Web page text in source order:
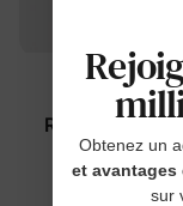
Occasion
Robe pour
noire
$14.99
Obtenez un
et avantages
sur